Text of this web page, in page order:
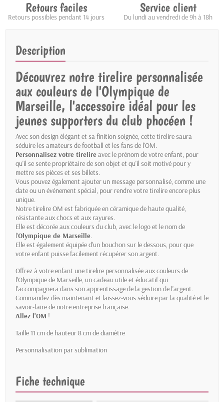
Retours faciles
Retours possibles pendant 14 jours
Service client
Du lundi au vendredi de 9h à 18h
Description
Découvrez notre tirelire personnalisée
aux couleurs de l'Olympique de
Marseille, l'accessoire idéal pour les
jeunes supporters du club phocéen !
Avec son design élégant et sa finition soignée, cette tirelire saura
séduire les amateurs de football et les fans de l'OM.
Personnalisez votre tirelireavec le prénom de votre enfant, pour
qu'il se sente propriétaire de son objet et qu'il soit motivé pour y
mettre ses pièces et ses billets.
Vous pouvez également ajouter un message personnalisé, comme une
date ou un événement spécial, pour rendre votre tirelire encore plus
unique.
Notre tirelire OM est fabriquée en céramique de haute qualité,
résistante aux chocs et aux rayures.
Elle est décorée aux couleurs du club, avec le logo et le nom de
l'Olympique de Marseille.
Elle est également équipée d'un bouchon sur le dessous, pour que
votre enfant puisse facilement récupérer son argent.
Offrez à votre enfant une tirelire personnalisée aux couleurs de
l'Olympique de Marseille, un cadeau utile et éducatif qui
l'accompagnera dans son apprentissage de la gestion de l'argent.
Commandez dès maintenant et laissez-vous séduire par la qualité et le
savoir-faire de notre entreprise française.
Allez l'OM !
Taille 11 cm de hauteur 8 cm de diamètre
Personnalisation par sublimation
Fiche technique